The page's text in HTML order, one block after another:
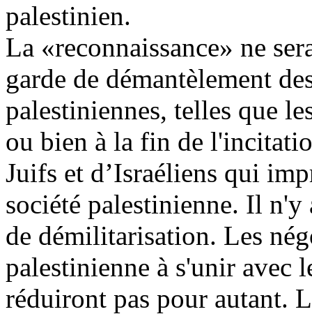
palestinien.
La «reconnaissance» ne
garde de démantèlement
palestiniennes, telles que
ou bien à la fin de
Juifs et d’Israéliens qui
société palestinienne. Il n'y
de démilitarisation. Les
palestinienne à s'unir avec
réduiront pas pour autant.